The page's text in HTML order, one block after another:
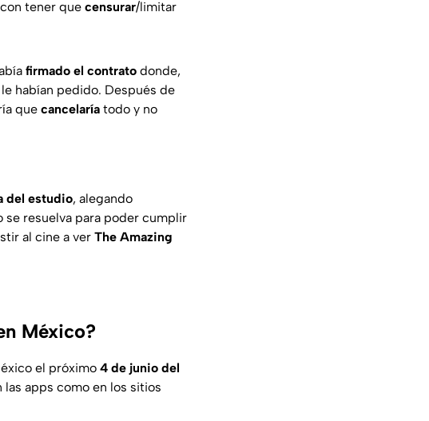
tener que censurar/limitar
firmado el contrato donde,
habían pedido. Después de
que cancelaría todo y no
del estudio, alegando
resuelva para poder cumplir
al cine a ver The Amazing
México?
el próximo 4 de junio del
apps como en los sitios